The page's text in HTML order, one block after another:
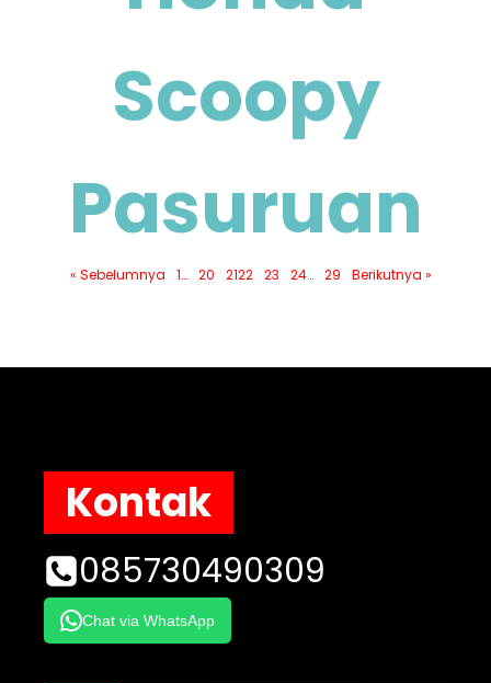
Scoopy
Pasuruan
« Sebelumnya 1… 20 2122 23 24… 29 Berikutnya »
Kontak
085730490309
Chat via WhatsApp